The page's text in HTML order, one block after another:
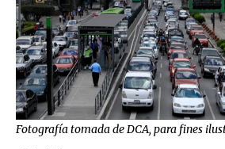
Fotografía tomada de DCA, para fines